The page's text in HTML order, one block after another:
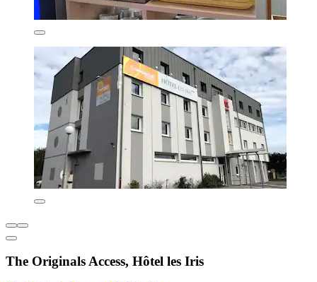
The Originals Access, Hôtel les Iris